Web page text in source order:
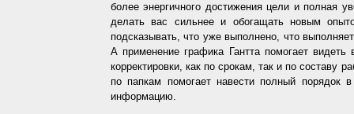
более энергичного достижения цели и полная
делать вас сильнее и обогащать новым
подсказывать, что уже выполнено, что
А применение графика Гантта помогает
корректировки, как по срокам, так и по составу
по папкам помогает навести полный порядок
информацию.